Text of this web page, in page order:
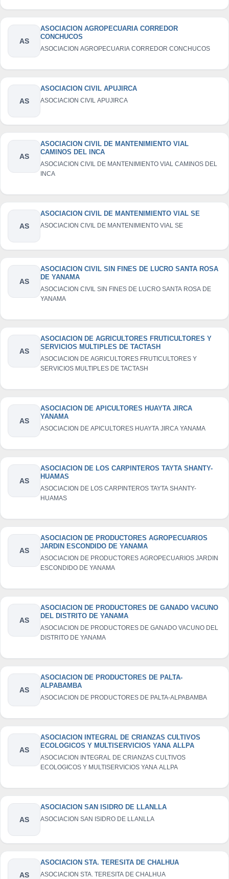
AS
ASOCIACION AGROPECUARIA CORREDOR
CONCHUCOS
ASOCIACION AGROPECUARIA CORREDOR CONCHUCOS
AS
ASOCIACION CIVIL APUJIRCA
ASOCIACION CIVIL APUJIRCA
AS
ASOCIACION CIVIL DE MANTENIMIENTO VIAL
CAMINOS DEL INCA
ASOCIACION CIVIL DE MANTENIMIENTO VIAL CAMINOS DEL
INCA
AS
ASOCIACION CIVIL DE MANTENIMIENTO VIAL SE
ASOCIACION CIVIL DE MANTENIMIENTO VIAL SE
AS
ASOCIACION CIVIL SIN FINES DE LUCRO SANTA ROSA
DE YANAMA
ASOCIACION CIVIL SIN FINES DE LUCRO SANTA ROSA DE
YANAMA
AS
ASOCIACION DE AGRICULTORES FRUTICULTORES Y
SERVICIOS MULTIPLES DE TACTASH
ASOCIACION DE AGRICULTORES FRUTICULTORES Y
SERVICIOS MULTIPLES DE TACTASH
AS
ASOCIACION DE APICULTORES HUAYTA JIRCA
YANAMA
ASOCIACION DE APICULTORES HUAYTA JIRCA YANAMA
AS
ASOCIACION DE LOS CARPINTEROS TAYTA SHANTY-
HUAMAS
ASOCIACION DE LOS CARPINTEROS TAYTA SHANTY-
HUAMAS
AS
ASOCIACION DE PRODUCTORES AGROPECUARIOS
JARDIN ESCONDIDO DE YANAMA
ASOCIACION DE PRODUCTORES AGROPECUARIOS JARDIN
ESCONDIDO DE YANAMA
AS
ASOCIACION DE PRODUCTORES DE GANADO VACUNO
DEL DISTRITO DE YANAMA
ASOCIACION DE PRODUCTORES DE GANADO VACUNO DEL
DISTRITO DE YANAMA
AS
ASOCIACION DE PRODUCTORES DE PALTA-
ALPABAMBA
ASOCIACION DE PRODUCTORES DE PALTA-ALPABAMBA
AS
ASOCIACION INTEGRAL DE CRIANZAS CULTIVOS
ECOLOGICOS Y MULTISERVICIOS YANA ALLPA
ASOCIACION INTEGRAL DE CRIANZAS CULTIVOS
ECOLOGICOS Y MULTISERVICIOS YANA ALLPA
AS
ASOCIACION SAN ISIDRO DE LLANLLA
ASOCIACION SAN ISIDRO DE LLANLLA
AS
ASOCIACION STA. TERESITA DE CHALHUA
ASOCIACION STA. TERESITA DE CHALHUA